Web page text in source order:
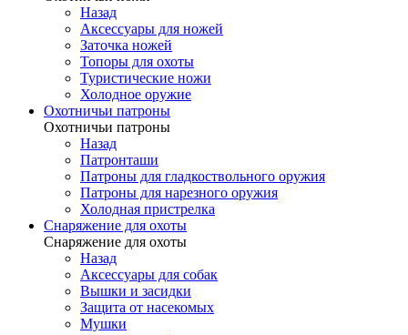
Назад
Аксессуары для ножей
Заточка ножей
Топоры для охоты
Туристические ножи
Холодное оружие
Охотничьи патроны
Охотничьи патроны
Назад
Патронташи
Патроны для гладкоствольного оружия
Патроны для нарезного оружия
Холодная пристрелка
Снаряжение для охоты
Снаряжение для охоты
Назад
Аксессуары для собак
Вышки и засидки
Защита от насекомых
Мушки